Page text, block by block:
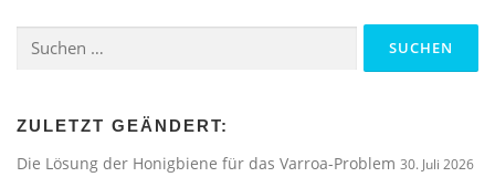
nach:
ZULETZT GEÄNDERT:
Die Lösung der Honigbiene für das Varroa-Problem 30. Juli 2026